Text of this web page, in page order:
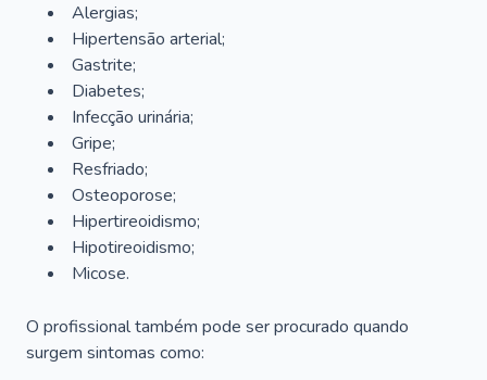
Alergias;
Hipertensão arterial;
Gastrite;
Diabetes;
Infecção urinária;
Gripe;
Resfriado;
Osteoporose;
Hipertireoidismo;
Hipotireoidismo;
Micose.
O profissional também pode ser procurado quando
surgem sintomas como: